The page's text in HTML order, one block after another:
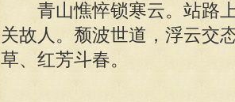
青山憔悴锁寒云。站路上
关故人。颓波世道，浮云交
草、红芳斗春。